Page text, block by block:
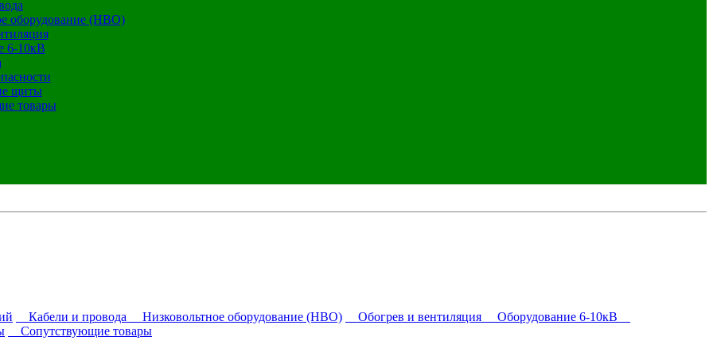
оборудование (НВО)
6-10кВ
щиты
товары
Кабели и провода Низковольтное оборудование (НВО) Обогрев и вентиляция
Оборудование 6-10кВ
Сопутствующие товары